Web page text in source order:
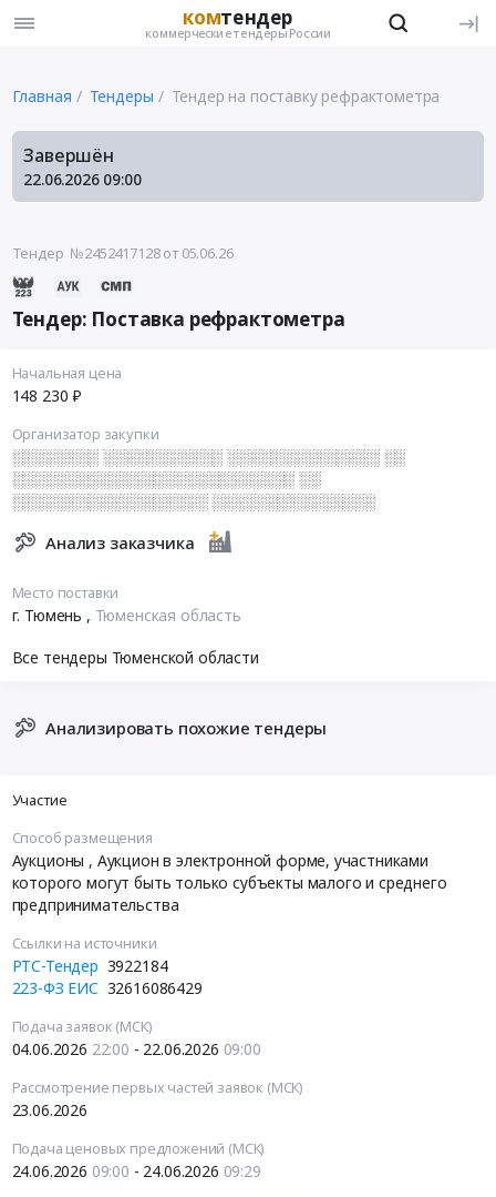
комтендер
коммерческие тендеры России
Главная Тендеры Тендер на поставку рефрактометра
Завершён
22.06.2026 09:00
Тендер №2452417128от 05.06.26
Тендер: Поставка рефрактометра
Начальная цена
148 230 ₽
Организатор закупки
░░░░░░░░ ░░░░░░░░░░░ ░░░░░░░░░░░░░░ ░░
░░░░░░░░░░░░░░░░░░░░░░░░░░ ░░
░░░░░░░░░░░░░░░░░░ ░░░░░░░░░░░░░░░
Анализ заказчика
Место поставки
г. Тюмень , Тюменская область
Все тендеры Тюменской области
Анализировать похожие тендеры
Участие
Способ размещения
Аукционы , Аукцион в электронной форме, участниками
которого могут быть только субъекты малого и среднего
предпринимательства
Ссылки на источники
РТС-Тендер 3922184
223-ФЗ ЕИС 32616086429
Подача заявок (МСК)
04.06.2026 22:00 - 22.06.2026 09:00
Рассмотрение первых частей заявок (МСК)
23.06.2026
Подача ценовых предложений (МСК)
24.06.2026 09:00 - 24.06.2026 09:29